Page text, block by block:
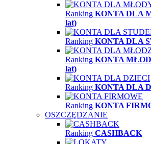
Ranking KONTA DLA
lat)
Ranking KONTA DLA
Ranking KONTA
lat)
Ranking KONTA DLA
Ranking KONTA
OSZCZĘDZANIE
Ranking CASHBACK